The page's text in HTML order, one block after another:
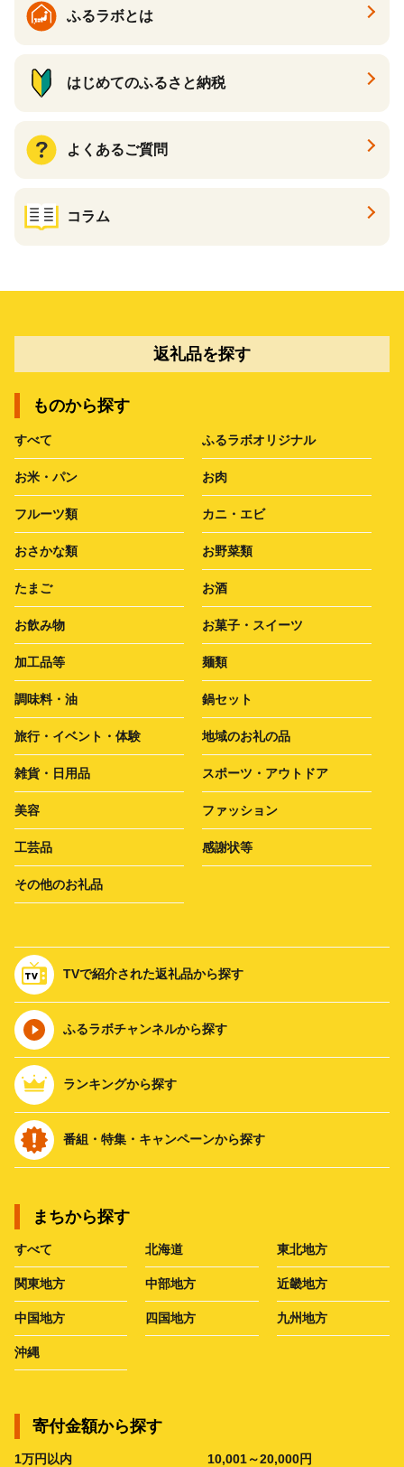
ふるラボとは
はじめてのふるさと納税
よくあるご質問
コラム
返礼品を探す
ものから探す
すべて ふるラボオリジナル
お米・パン お肉
フルーツ類 カニ・エビ
おさかな類 お野菜類
たまご お酒
お飲み物 お菓子・スイーツ
加工品等 麺類
調味料・油 鍋セット
旅行・イベント・体験 地域のお礼の品
雑貨・日用品 スポーツ・アウトドア
美容 ファッション
工芸品 感謝状等
その他のお礼品
TVで紹介された返礼品から探す
ふるラボチャンネルから探す
ランキングから探す
番組・特集・キャンペーンから探す
まちから探す
すべて 北海道 東北地方
関東地方 中部地方 近畿地方
中国地方 四国地方 九州地方
沖縄
寄付金額から探す
1万円以内 10,001～20,000円